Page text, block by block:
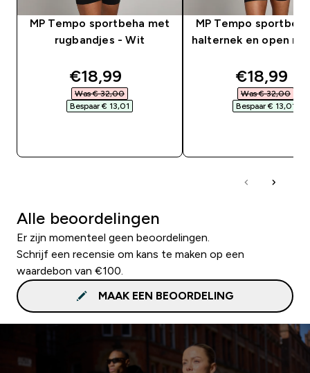
MP Tempo sportbeha met
rugbandjes - Wit
discounted price
€18,99‎
Was € 32,00‎
Bespaar € 13,01‎
MP Tempo
halternek en open
€18,99‎
Was € 32,00‎
Bespaar € 13,01‎
Alle beoordelingen
Er zijn momenteel geen beoordelingen.
Schrijf een recensie om kans te maken op een
waardebon van €100.
MAAK EEN BEOORDELING